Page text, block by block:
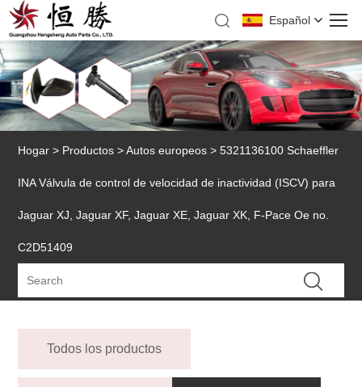
Español
Hogar > Productos >Autos europeos > 5321136100 Schaeffler
INA Válvula de control de velocidad de inactividad (ISCV) para
Jaguar XJ, Jaguar XF, Jaguar XE, Jaguar XK, F-Pace Oe no.
C2D51409
Todos los productos